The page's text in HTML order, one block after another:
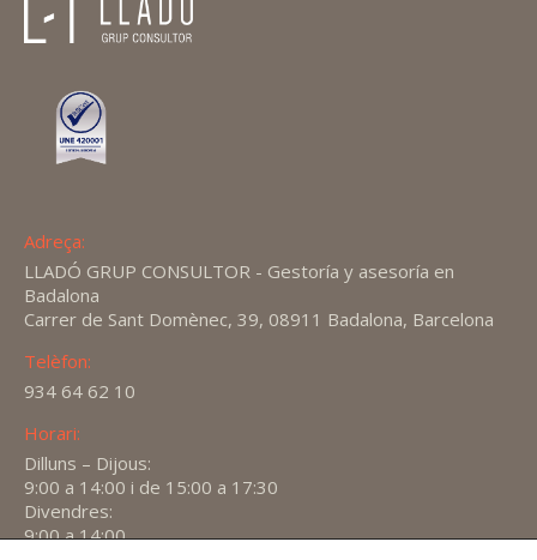
Adreça:
LLADÓ GRUP CONSULTOR - Gestoría y asesoría en
Badalona
Carrer de Sant Domènec, 39, 08911 Badalona, Barcelona
Telèfon:
934 64 62 10
Horari:
Dilluns – Dijous:
9:00 a 14:00 i de 15:00 a 17:30
Divendres:
9:00 a 14:00